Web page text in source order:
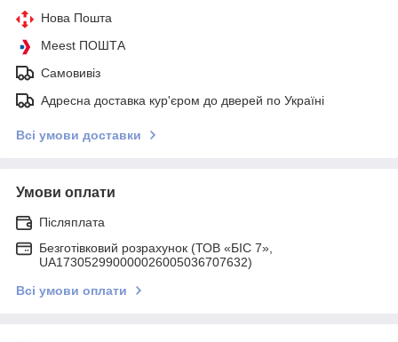
Нова Пошта
Meest ПОШТА
Самовивіз
Адресна доставка кур'єром до дверей по Україні
Всі умови доставки
Умови оплати
Післяплата
Безготівковий розрахунок (ТОВ «БІС 7»,
UA173052990000026005036707632)
Всі умови оплати